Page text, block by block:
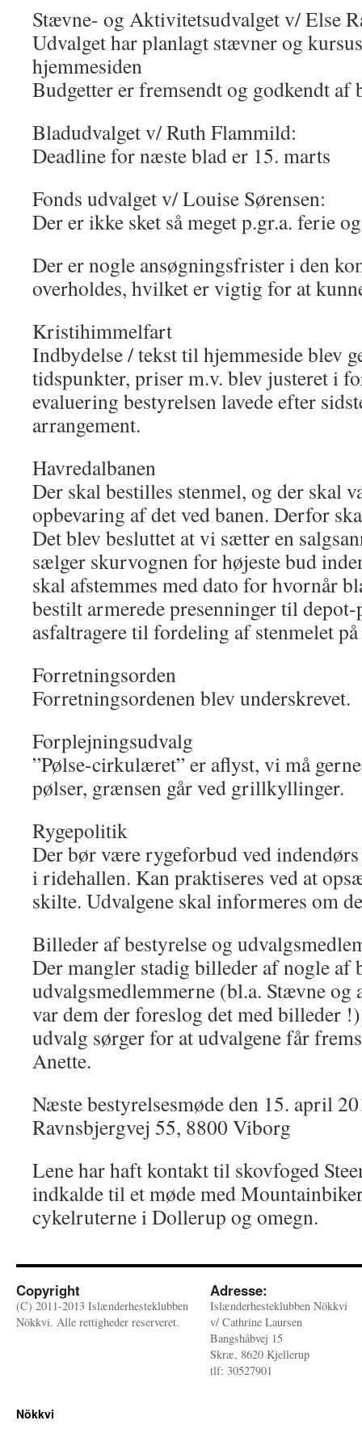
Stævne- og Aktivitetsudvalget v/ Else
Udvalget har planlagt stævner og
hjemmesiden
Budgetter er fremsendt og godkendt af
Bladudvalget v/ Ruth Flammild:
Deadline for næste blad er 15. marts
Fonds udvalget v/ Louise Sørensen:
Der er ikke sket så meget p.gr.a. ferie
Der er nogle ansøgningsfrister i den
overholdes, hvilket er vigtig for at
Kristihimmelfart
Indbydelse / tekst til hjemmeside blev
tidspunkter, priser m.v. blev justeret i
evaluering bestyrelsen lavede efter
arrangement.
Havredalbanen
Der skal bestilles stenmel, og der skal
opbevaring af det ved banen. Derfor
Det blev besluttet at vi sætter en
sælger skurvognen for højeste bud
skal afstemmes med dato for hvornår
bestilt armerede presenninger til depot-
asfaltragere til fordeling af stenmelet på
Forretningsorden
Forretningsordenen blev underskrevet.
Forplejningsudvalg
”Pølse-cirkulæret” er aflyst, vi må
pølser, grænsen går ved grillkyllinger.
Rygepolitik
Der bør være rygeforbud ved
i ridehallen. Kan praktiseres ved at
skilte. Udvalgene skal informeres om
Billeder af bestyrelse og
Der mangler stadig billeder af nogle af
udvalgsmedlemmerne (bl.a. Stævne og
var dem der foreslog det med billeder
udvalg sørger for at udvalgene får
Anette.
Næste bestyrelsesmøde den 15. april
Ravnsbjergvej 55, 8800 Viborg
Lene har haft kontakt til skovfoged
indkalde til et møde med
cykelruterne i Dollerup og omegn.
Copyright
(C) 2011-2013 Islænderhesteklubben
Nökkvi. Alle rettigheder reserveret.
Adresse:
Islænderhesteklubben Nökkvi
v/ Cathrine Laursen
Bangshåbvej 15
Skræ, 8620 Kjellerup
tlf: 30527901
Nökkvi